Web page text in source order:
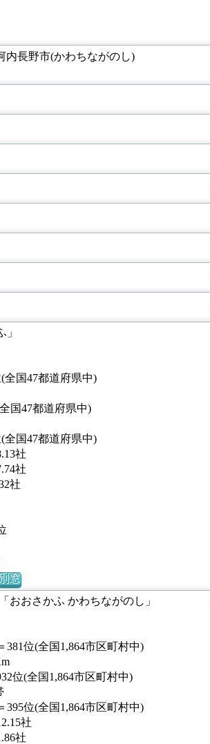
内長野市(かわちながのし)
全国47都道府県中)
国47都道府県中)
全国47都道府県中)
社
社
社
窓
おおさかふ かわちながのし」
381位(全国1,864市区町村中)
位(全国1,864市区町村中)
395位(全国1,864市区町村中)
社
社